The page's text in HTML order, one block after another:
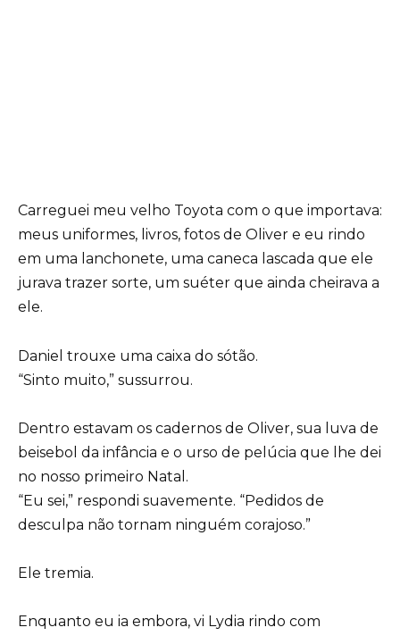
Carreguei meu velho Toyota com o que importava:
meus uniformes, livros, fotos de Oliver e eu rindo
em uma lanchonete, uma caneca lascada que ele
jurava trazer sorte, um suéter que ainda cheirava a
ele.
Daniel trouxe uma caixa do sótão.
“Sinto muito,” sussurrou.
Dentro estavam os cadernos de Oliver, sua luva de
beisebol da infância e o urso de pelúcia que lhe dei
no nosso primeiro Natal.
“Eu sei,” respondi suavemente. “Pedidos de
desculpa não tornam ninguém corajoso.”
Ele tremia.
Enquanto eu ia embora, vi Lydia rindo com